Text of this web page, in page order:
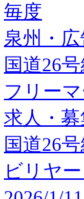
毎度
泉州・
国道26
フリー
求人・募
国道26
ビリヤ